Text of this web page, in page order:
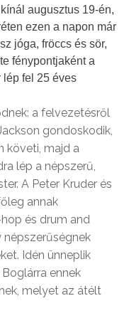
augusztus 19-én,
ezen a napon már
jóga, fröccs és sör,
fénypontjaként a
lép fel 25 éves
a felvezetésről
gondoskodik,
követi, majd a
lép a népszerű,
A Peter Kruder és
annak
és drum and
Idén ünneplik
ennek
melyet az átélt